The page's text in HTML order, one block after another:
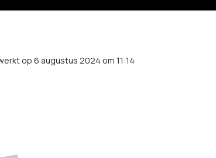
op 6 augustus 2024 om 11:14